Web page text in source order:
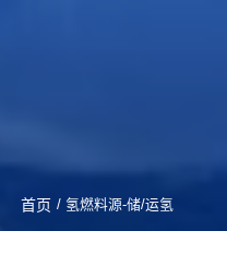
首页 / 氢燃料源-储/运氢